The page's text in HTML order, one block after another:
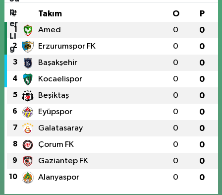
# Takım O P
1 Amed 0 0
2 Erzurumspor FK 0 0
3 Başakşehir 0 0
4 Kocaelispor 0 0
5 Beşiktaş 0 0
6 Eyüpspor 0 0
7 Galatasaray 0 0
8 Çorum FK 0 0
9 Gaziantep FK 0 0
10 Alanyaspor 0 0